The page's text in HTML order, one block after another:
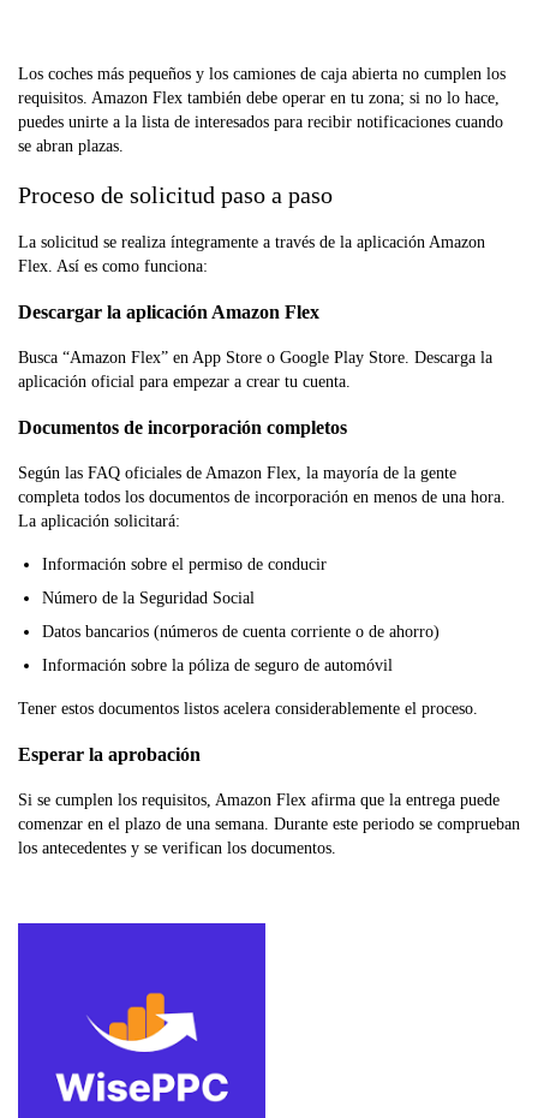
Los coches más pequeños y los camiones de caja abierta no cumplen los
requisitos. Amazon Flex también debe operar en tu zona; si no lo hace,
puedes unirte a la lista de interesados para recibir notificaciones cuando
se abran plazas.
Proceso de solicitud paso a paso
La solicitud se realiza íntegramente a través de la aplicación Amazon
Flex. Así es como funciona:
Descargar la aplicación Amazon Flex
Busca “Amazon Flex” en App Store o Google Play Store. Descarga la
aplicación oficial para empezar a crear tu cuenta.
Documentos de incorporación completos
Según las FAQ oficiales de Amazon Flex, la mayoría de la gente
completa todos los documentos de incorporación en menos de una hora.
La aplicación solicitará:
Información sobre el permiso de conducir
Número de la Seguridad Social
Datos bancarios (números de cuenta corriente o de ahorro)
Información sobre la póliza de seguro de automóvil
Tener estos documentos listos acelera considerablemente el proceso.
Esperar la aprobación
Si se cumplen los requisitos, Amazon Flex afirma que la entrega puede
comenzar en el plazo de una semana. Durante este periodo se comprueban
los antecedentes y se verifican los documentos.